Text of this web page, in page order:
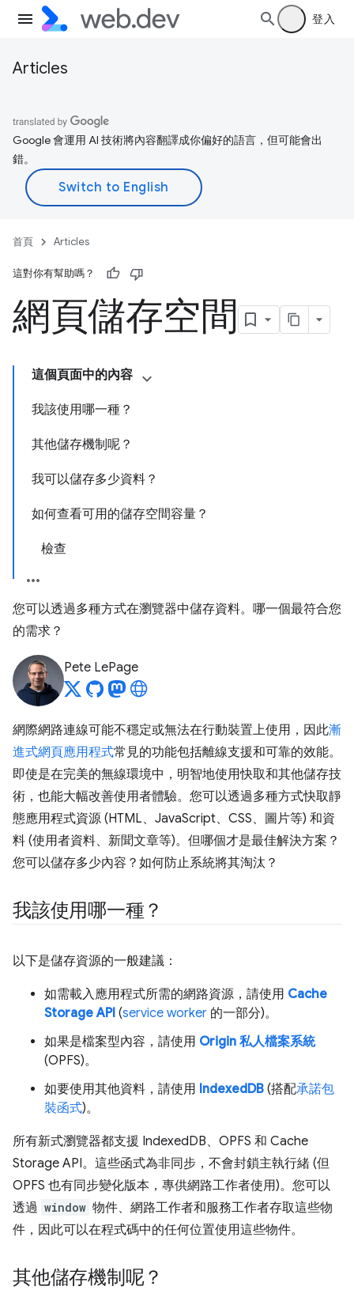
登入
Articles
Google 會運用 AI 技術將內容翻譯成你偏好的語言，但可能會出
錯。
首頁 Articles
這對你有幫助嗎？
網頁儲存空間
這個頁面中的內容
我該使用哪一種？
其他儲存機制呢？
我可以儲存多少資料？
如何查看可用的儲存空間容量？
檢查
您可以透過多種方式在瀏覽器中儲存資料。哪一個最符合您
的需求？
Pete LePage
網際網路連線可能不穩定或無法在行動裝置上使用，因此漸
進式網頁應用程式常見的功能包括離線支援和可靠的效能。
即使是在完美的無線環境中，明智地使用快取和其他儲存技
術，也能大幅改善使用者體驗。您可以透過多種方式快取靜
態應用程式資源 (HTML、JavaScript、CSS、圖片等) 和資
料 (使用者資料、新聞文章等)。但哪個才是最佳解決方案？
您可以儲存多少內容？如何防止系統將其淘汰？
我該使用哪一種？
以下是儲存資源的一般建議：
如需載入應用程式所需的網路資源，請使用 Cache
Storage API (service worker 的一部分)。
如果是檔案型內容，請使用 Origin 私人檔案系統
(OPFS)。
如要使用其他資料，請使用 IndexedDB (搭配承諾包
裝函式)。
所有新式瀏覽器都支援 IndexedDB、OPFS 和 Cache
Storage API。這些函式為非同步，不會封鎖主執行緒 (但
OPFS 也有同步變化版本，專供網路工作者使用)。您可以
透過 window 物件、網路工作者和服務工作者存取這些物
件，因此可以在程式碼中的任何位置使用這些物件。
其他儲存機制呢？